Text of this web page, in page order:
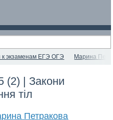
к экзаменам ЕГЭ ОГЭ Марина
(2) | Закони
тіл
Петракова